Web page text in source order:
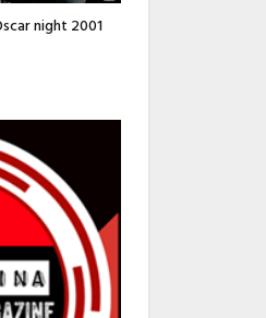
night 2001